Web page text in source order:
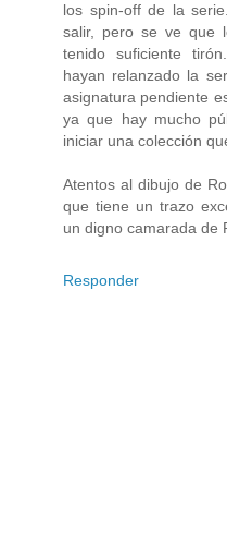
los spin-off de la
salir, pero se ve que
tenido suficiente
hayan relanzado la
asignatura pendiente
ya que hay mucho
iniciar una colección
Atentos al dibujo de
que tiene un trazo
un digno camarada de
Responder